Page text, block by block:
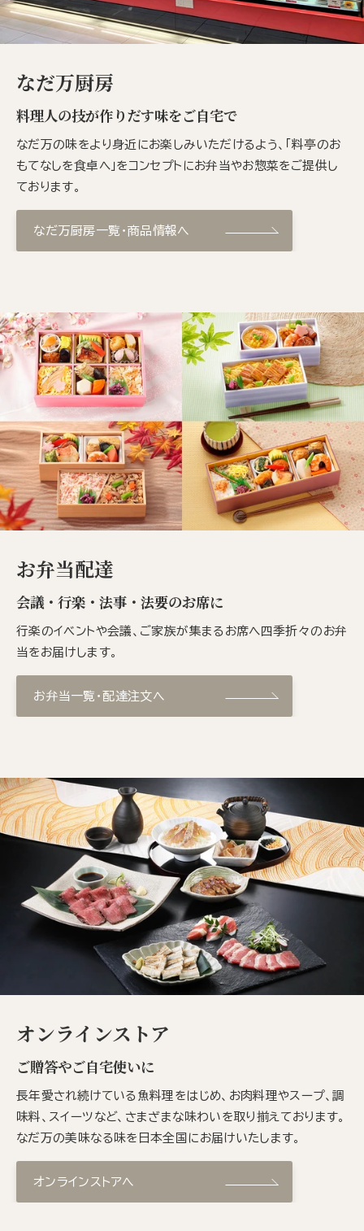
なだ万厨房
料理人の技が作りだす味をご自宅で
なだ万の味をより身近にお楽しみいただけるよう、「料亭のお
もてなしを食卓へ」をコンセプトにお弁当やお惣菜をご提供し
ております。
なだ万厨房一覧・商品情報へ
お弁当配達
会議・行楽・法事・法要のお席に
行楽のイベントや会議、ご家族が集まるお席へ四季折々のお弁
当をお届けします。
お弁当一覧・配達注文へ
オンラインストア
ご贈答やご自宅使いに
長年愛され続けている魚料理をはじめ、お肉料理やスープ、調
味料、スイーツなど、さまざまな味わいを取り揃えております。
なだ万の美味なる味を日本全国にお届けいたします。
オンラインストアへ